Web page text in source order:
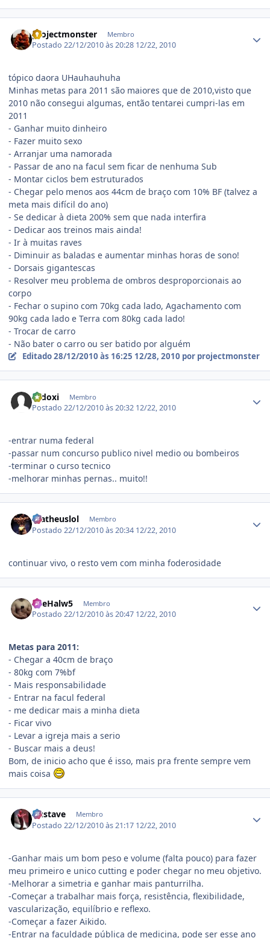
projectmonster Membro
Postado22/12/2010 às 20:28 12/22, 2010
tópico daora UHauhauhuha
Minhas metas para 2011 são maiores que de 2010,visto que
2010 não consegui algumas, então tentarei cumpri-las em
2011
- Ganhar muito dinheiro
- Fazer muito sexo
- Arranjar uma namorada
- Passar de ano na facul sem ficar de nenhuma Sub
- Montar ciclos bem estruturados
- Chegar pelo menos aos 44cm de braço com 10% BF (talvez a
meta mais difícil do ano)
- Se dedicar à dieta 200% sem que nada interfira
- Dedicar aos treinos mais ainda!
- Ir à muitas raves
- Diminuir as baladas e aumentar minhas horas de sono!
- Dorsais gigantescas
- Resolver meu problema de ombros desproporcionais ao
corpo
- Fechar o supino com 70kg cada lado, Agachamento com
90kg cada lado e Terra com 80kg cada lado!
- Trocar de carro
- Não bater o carro ou ser batido por alguém
Editado28/12/2010 às 16:25 12/28, 2010 por projectmonster
rodoxi Membro
Postado22/12/2010 às 20:32 12/22, 2010
-entrar numa federal
-passar num concurso publico nivel medio ou bombeiros
-terminar o curso tecnico
-melhorar minhas pernas.. muito!!
matheuslol Membro
Postado22/12/2010 às 20:34 12/22, 2010
continuar vivo, o resto vem com minha foderosidade
TheHalw5 Membro
Postado22/12/2010 às 20:47 12/22, 2010
Metas para 2011:
- Chegar a 40cm de braço
- 80kg com 7%bf
- Mais responsabilidade
- Entrar na facul federal
- me dedicar mais a minha dieta
- Ficar vivo
- Levar a igreja mais a serio
- Buscar mais a deus!
Bom, de inicio acho que é isso, mais pra frente sempre vem
mais coisa
Gustave Membro
Postado22/12/2010 às 21:17 12/22, 2010
-Ganhar mais um bom peso e volume (falta pouco) para fazer
meu primeiro e unico cutting e poder chegar no meu objetivo.
-Melhorar a simetria e ganhar mais panturrilha.
-Começar a trabalhar mais força, resistência, flexibilidade,
vascularização, equilíbrio e reflexo.
-Começar a fazer Aikido.
-Entrar na faculdade pública de medicina, pode ser esse ano